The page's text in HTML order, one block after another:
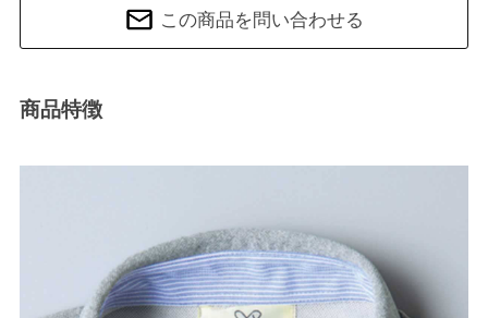
この商品を問い合わせる
商品特徴